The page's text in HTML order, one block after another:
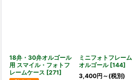
18弁・30弁オルゴール
用 スマイル・フォトフ
レームケース [271]
ミニフォトフレーム
オルゴール [144]
3,400円 ～ (税別)